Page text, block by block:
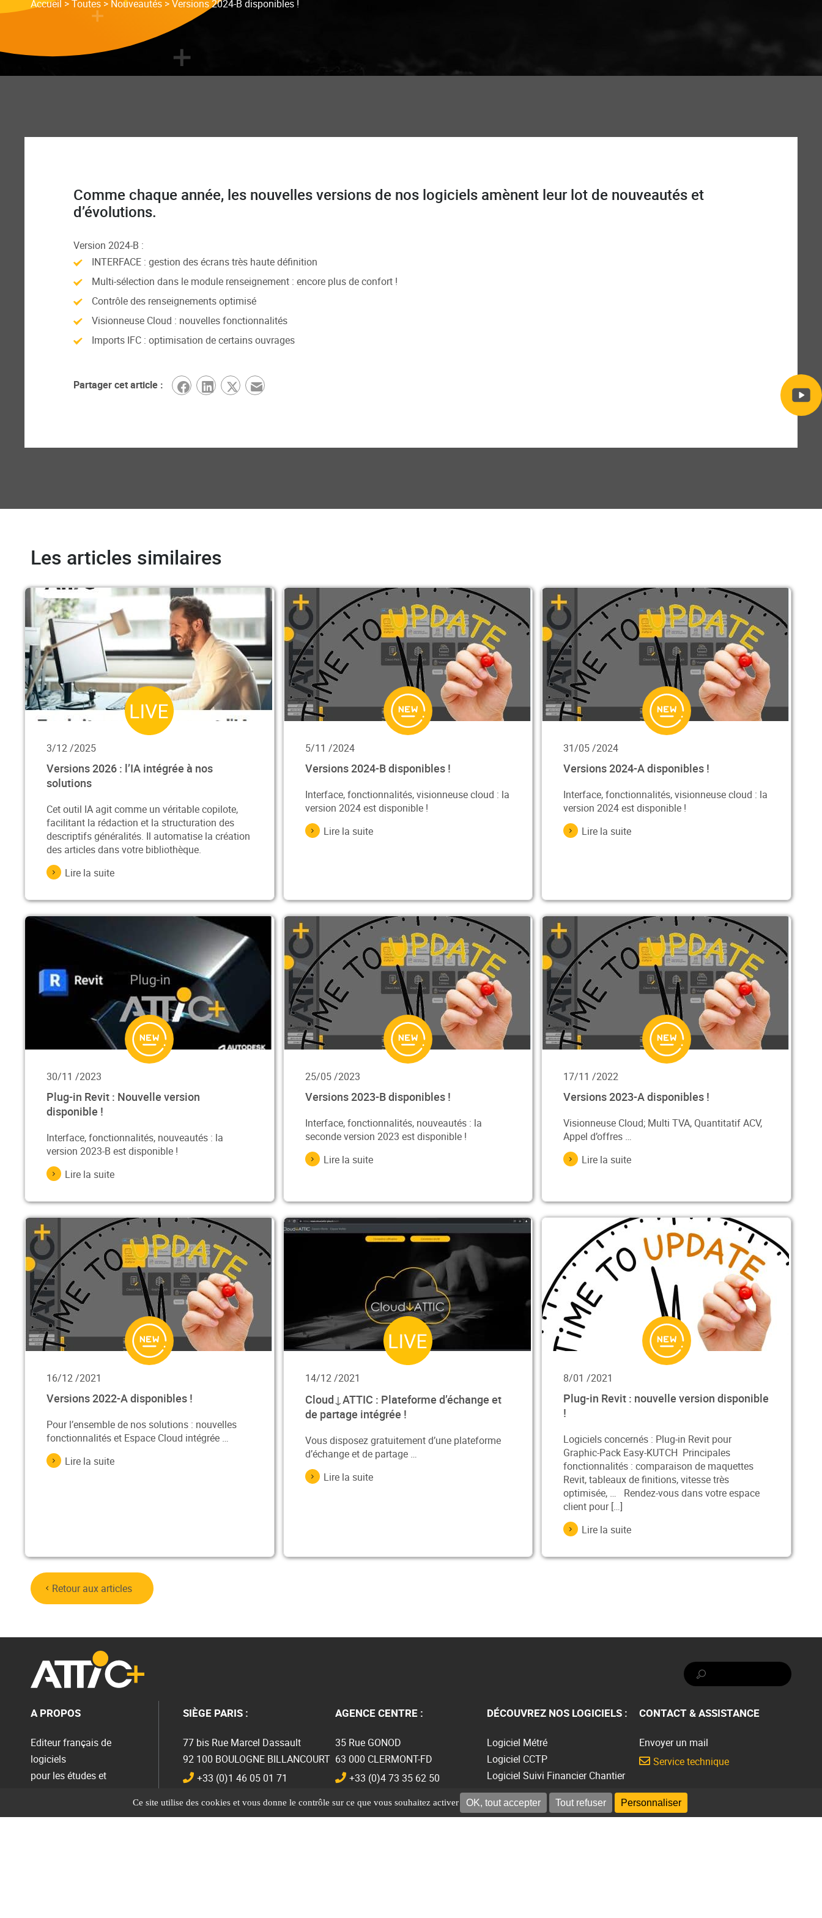
Ce site utilise des cookies et vous donne le contrôle sur ce que vous souhaitez activer OK, tout accepter Tout refuser Personnaliser
Accueil >Toutes > Nouveautés >Versions 2024-B disponibles !
Comme chaque année, les nouvelles versions de nos logiciels amènent leur lot de nouveautés et
d’évolutions.
Version 2024-B :
INTERFACE : gestion des écrans très haute définition
Multi-sélection dans le module renseignement : encore plus de confort !
Contrôle des renseignements optimisé
Visionneuse Cloud : nouvelles fonctionnalités
Imports IFC : optimisation de certains ouvrages
Partager cet article :
Les articles similaires
3/12 /2025
Versions 2026 : l’IA intégrée à nos
solutions
Cet outil IA agit comme un véritable copilote,
facilitant la rédaction et la structuration des
descriptifs généralités. Il automatise la création
des articles dans votre bibliothèque.
Lire la suite
5/11 /2024
Versions 2024-B disponibles !
Interface, fonctionnalités, visionneuse cloud : la
version 2024 est disponible !
Lire la suite
31/05 /2024
Versions 2024-A disponibles !
Interface, fonctionnalités, visionneuse cloud : la
version 2024 est disponible !
Lire la suite
30/11 /2023
Plug-in Revit : Nouvelle version
disponible !
Interface, fonctionnalités, nouveautés : la
version 2023-B est disponible !
Lire la suite
25/05 /2023
Versions 2023-B disponibles !
Interface, fonctionnalités, nouveautés : la
seconde version 2023 est disponible !
Lire la suite
17/11 /2022
Versions 2023-A disponibles !
Visionneuse Cloud; Multi TVA, Quantitatif ACV,
Appel d’offres …
Lire la suite
16/12 /2021
Versions 2022-A disponibles !
Pour l’ensemble de nos solutions : nouvelles
fonctionnalités et Espace Cloud intégrée …
Lire la suite
14/12 /2021
Cloud↓ATTIC : Plateforme d’échange et
de partage intégrée !
Vous disposez gratuitement d’une plateforme
d’échange et de partage …
Lire la suite
8/01 /2021
Plug-in Revit : nouvelle version disponible
!
Logiciels concernés : Plug-in Revit pour
Graphic-Pack Easy-KUTCH Principales
fonctionnalités : comparaison de maquettes
Revit, tableaux de finitions, vitesse très
optimisée, … Rendez-vous dans votre espace
client pour […]
Lire la suite
Retour aux articles
Rechercher :
A PROPOS
Editeur français de
logiciels
pour les études et
SIÈGE PARIS :
77 bis Rue Marcel Dassault
92 100 BOULOGNE BILLANCOURT
+33 (0)1 46 05 01 71
Envoyer un mail
AGENCE CENTRE :
35 Rue GONOD
63 000 CLERMONT-FD
+33 (0)4 73 35 62 50
DÉCOUVREZ NOS LOGICIELS :
Logiciel Métré
Logiciel CCTP
Logiciel Suivi Financier Chantier
Logiciel BIM
Plugin Revit
CONTACT & ASSISTANCE
Envoyer un mail
Service technique
Présentation gratuite
Demander une présentation